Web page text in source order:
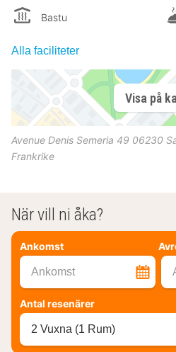
Bastu
Alla faciliteter
Visa på
Avenue Denis Semeria 49 06230
Frankrike
När vill ni åka?
Ankomst
Ankomst
Antal resenärer
2 Vuxna (1 Rum)